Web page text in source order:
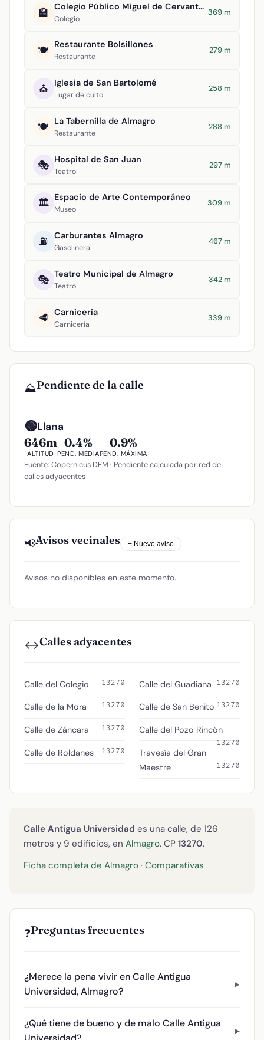
🏫 Colegio Público Miguel de Cervantes Saavedra
Colegio
369 m
🍽️ Restaurante Bolsillones
Restaurante
279 m
⛪ Iglesia de San Bartolomé
Lugar de culto
258 m
🍽️ La Tabernilla de Almagro
Restaurante
288 m
🎭 Hospital de San Juan
Teatro
297 m
🏛️ Espacio de Arte Contemporáneo
Museo
309 m
⛽ Carburantes Almagro
Gasolinera
467 m
🎭 Teatro Municipal de Almagro
Teatro
342 m
🥩 Carnicería
Carnicería
339 m
⛰️Pendiente de la calle
🟢Llana
646m
ALTITUD
0.4%
PEND. MEDIA
0.9%
PEND. MÁXIMA
Fuente: Copernicus DEM · Pendiente calculada por red de
calles adyacentes
📢Avisos vecinales + Nuevo aviso
Avisos no disponibles en este momento.
↔️Calles adyacentes
Calle del Colegio 13270
Calle de la Mora 13270
Calle de Záncara 13270
Calle de Roldanes 13270
Calle del Guadiana 13270
Calle de San Benito 13270
Calle del Pozo Rincón
13270
Travesía del Gran
Maestre
13270
Calle Antigua Universidad es una calle, de 126
metros y 9 edificios, en Almagro. CP 13270.
Ficha completa de Almagro · Comparativas
❓Preguntas frecuentes
¿Merece la pena vivir en Calle Antigua
Universidad, Almagro?
¿Qué tiene de bueno y de malo Calle Antigua